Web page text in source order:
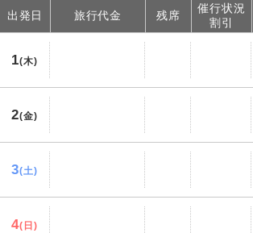
出発日 旅行代金 残席
催行状況
割引
1(木)
2(金)
3(土)
4(日)